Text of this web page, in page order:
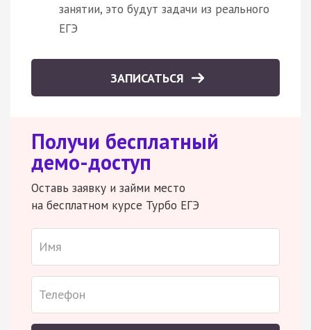
занятии, это будут задачи из реального
ЕГЭ
ЗАПИСАТЬСЯ
Получи бесплатный
демо-доступ
Оставь заявку и займи место
на бесплатном курсе Турбо ЕГЭ